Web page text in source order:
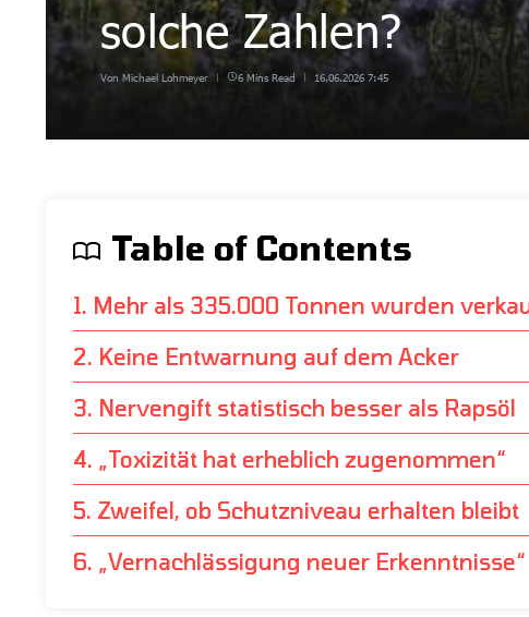
solche Zahlen?
Von Michael Lohmeyer 6 Mins Read 16.06.2026 7:45
Table of Contents
1. Mehr als 335.000 Tonnen wurden
2. Keine Entwarnung auf dem Acker
3. Nervengift statistisch besser als Rapsöl
4. „Toxizität hat erheblich zugenommen“
5. Zweifel, ob Schutzniveau erhalten bleibt
6. „Vernachlässigung neuer Erkenntnisse“